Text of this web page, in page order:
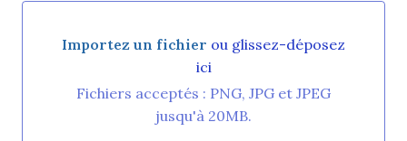
Importez un fichier ou glissez-déposez
ici
Importez un fichier ou glissez-déposez ici
Fichiers acceptés : PNG, JPG et JPEG
jusqu'à 20MB.